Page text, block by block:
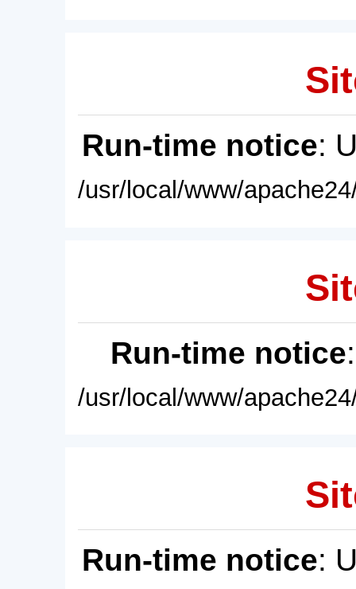
Run-time notice:
/usr/local/www/
Run-time notice
/usr/local/www/
Run-time notice: